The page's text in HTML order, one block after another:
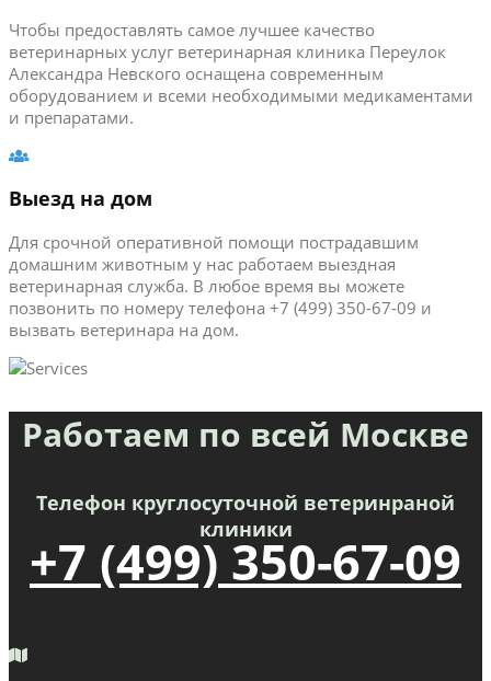
Чтобы предоставлять самое лучшее качество
ветеринарных услуг ветеринарная клиника Переулок
Александра Невского оснащена современным
оборудованием и всеми необходимыми медикаментами
и препаратами.
Выезд на дом
Для срочной оперативной помощи пострадавшим
домашним животным у нас работаем выездная
ветеринарная служба. В любое время вы можете
позвонить по номеру телефона +7 (499) 350-67-09 и
вызвать ветеринара на дом.
Работаем по всей Москве
Телефон круглосуточной ветеринраной
клиники
+7 (499) 350-67-09